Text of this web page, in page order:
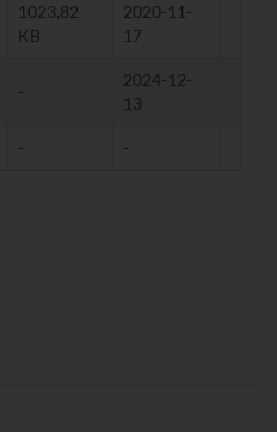
1023,82
KB
2020-11-
17
-
2024-12-
13
- -